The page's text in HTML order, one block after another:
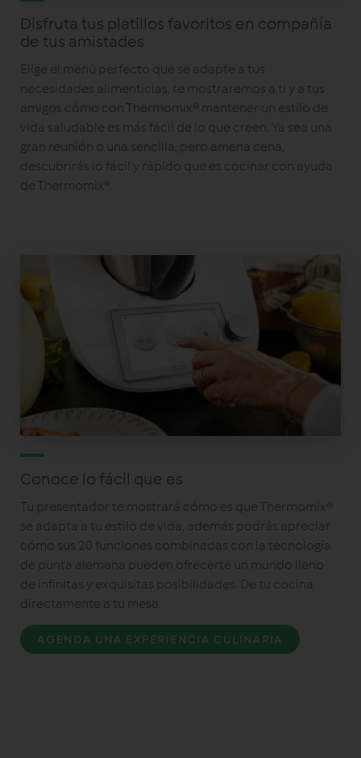
Disfruta tus platillos favoritos en compañía
de tus amistades
Elige el menú perfecto que se adapte a tus
necesidades alimenticias, te mostraremos a ti y a tus
amigos cómo con Thermomix® mantener un estilo de
vida saludable es más fácil de lo que creen. Ya sea una
gran reunión o una sencilla, pero amena cena,
descubrirás lo fácil y rápido que es cocinar con ayuda
de Thermomix®.
Conoce lo fácil que es
Tu presentador te mostrará cómo es que Thermomix®
se adapta a tu estilo de vida, además podrás apreciar
cómo sus 20 funciones combinadas con la tecnología
de punta alemana pueden ofrecerte un mundo lleno
de infinitas y exquisitas posibilidades. De tu cocina
directamente a tu mesa.
AGENDA UNA EXPERIENCIA CULINARIA